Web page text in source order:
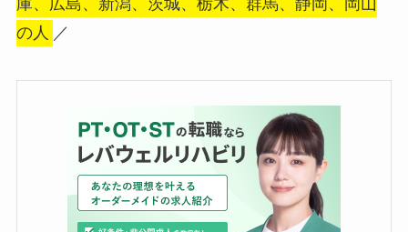
庫、広島、新潟、茨城、栃木、群馬、静岡、岡山
の人 ／